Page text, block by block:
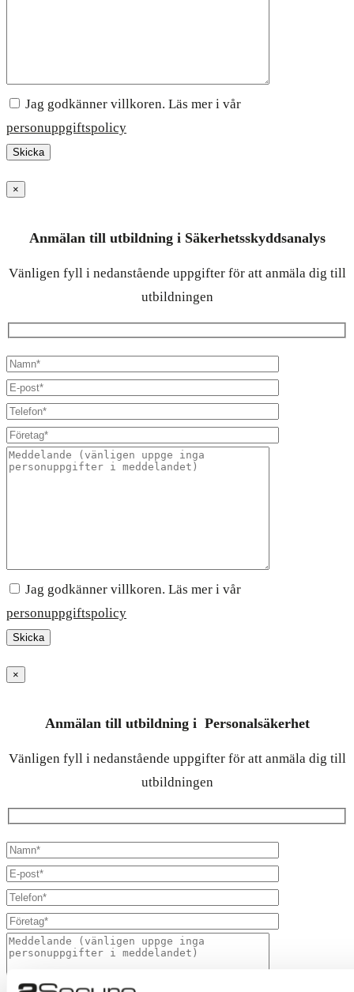
Jag godkänner villkoren. Läs mer i vår
personuppgiftspolicy
×
Anmälan till utbildning i Säkerhetsskyddsanalys
Vänligen fyll i nedanstående uppgifter för att anmäla dig till
utbildningen
Jag godkänner villkoren. Läs mer i vår
personuppgiftspolicy
×
Anmälan till utbildning i Personalsäkerhet
Vänligen fyll i nedanstående uppgifter för att anmäla dig till
utbildningen